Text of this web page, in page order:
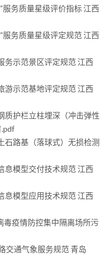
服务质量星级评价指标 江西
服务质量星级评定规范 江西
务示范景区评定规范 江西
游示范基地评定规范 江西
质护栏立柱埋深（冲击弹性
石路基（落球式）无损检测
息模型交付技术规范 江西
息模型应用技术规范 江西
毒疫情防控集中隔离场所污
交通气象服务规范 青岛